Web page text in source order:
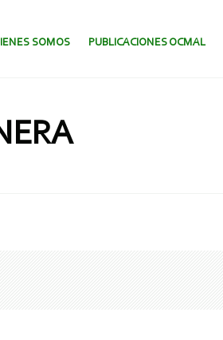
SOMOS PUBLICACIONES OCMAL